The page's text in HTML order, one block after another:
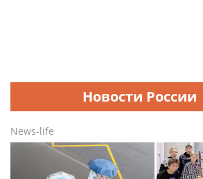
Новости России
News-life